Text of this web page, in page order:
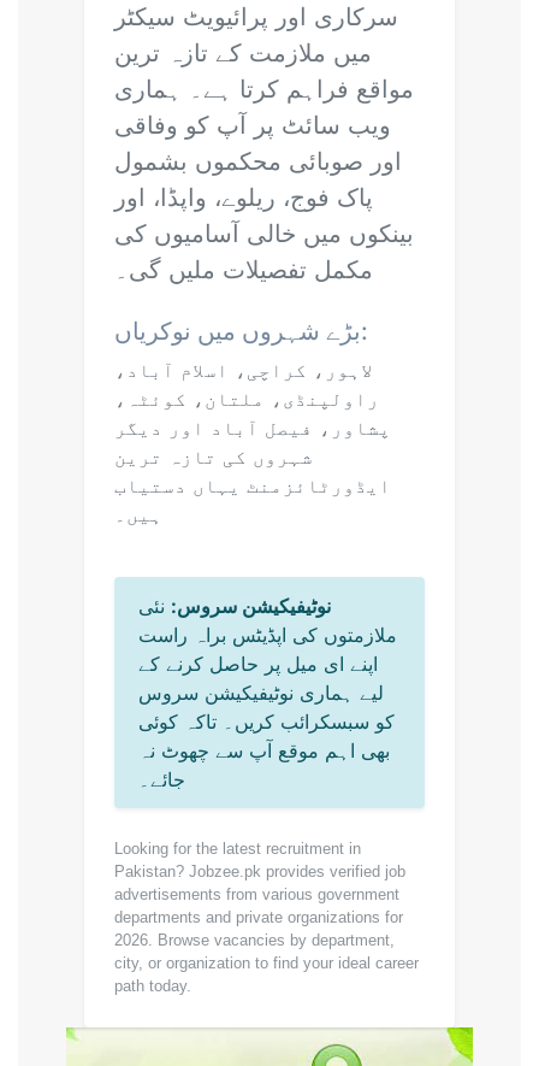
سرکاری اور پرائیویٹ سیکٹر
میں ملازمت کے تازہ ترین
مواقع فراہم کرتا ہے۔ ہماری
ویب سائٹ پر آپ کو وفاقی
اور صوبائی محکموں بشمول
پاک فوج، ریلوے، واپڈا، اور
بینکوں میں خالی آسامیوں کی
مکمل تفصیلات ملیں گی۔
بڑے شہروں میں نوکریاں:
لاہور، کراچی، اسلام آباد،
راولپنڈی، ملتان، کوئٹہ،
پشاور، فیصل آباد اور دیگر
شہروں کی تازہ ترین
ایڈورٹائزمنٹ یہاں دستیاب
ہیں۔
نوٹیفیکیشن سروس: نئی
ملازمتوں کی اپڈیٹس براہ راست
اپنے ای میل پر حاصل کرنے کے
لیے ہماری نوٹیفیکیشن سروس
کو سبسکرائب کریں۔ تاکہ کوئی
بھی اہم موقع آپ سے چھوٹ نہ
جائے۔
Looking for the latest recruitment in
Pakistan? Jobzee.pk provides verified job
advertisements from various government
departments and private organizations for
2026. Browse vacancies by department,
city, or organization to find your ideal career
path today.